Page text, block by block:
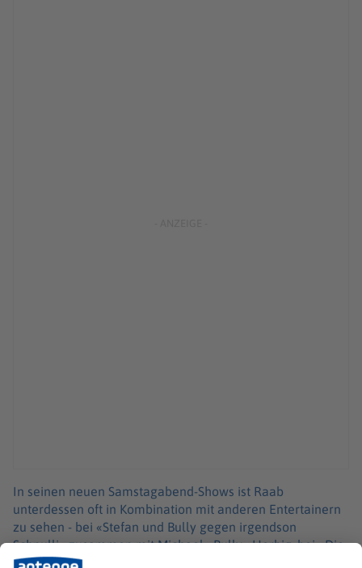
In seinen neuen Samstagabend-Shows ist Raab
unterdessen oft in Kombination mit anderen Entertainern
zu sehen - bei «Stefan und Bully gegen irgendson
Schnulli» zusammen mit Michael «Bully» Herbig, bei «Die
Unzerquizbaren» mit seinem langjährigen Kompagnon